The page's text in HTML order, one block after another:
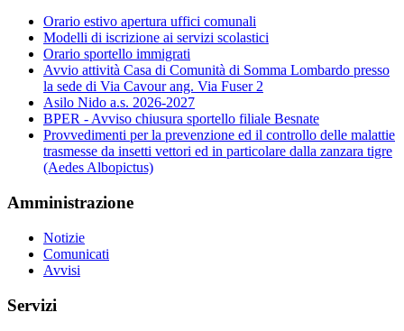
Orario estivo apertura uffici comunali
Modelli di iscrizione ai servizi scolastici
Orario sportello immigrati
Avvio attività Casa di Comunità di Somma Lombardo presso
la sede di Via Cavour ang. Via Fuser 2
Asilo Nido a.s. 2026-2027
BPER - Avviso chiusura sportello filiale Besnate
Provvedimenti per la prevenzione ed il controllo delle malattie
trasmesse da insetti vettori ed in particolare dalla zanzara tigre
(Aedes Albopictus)
Amministrazione
Notizie
Comunicati
Avvisi
Servizi